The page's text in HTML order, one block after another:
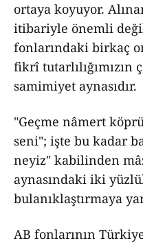
ortaya koyuyor.
itibariyle önemli
fonlarındaki birkaç
fikrî
samimiyet aynasıdır.
"Geçme nâmert
seni"; işte bu kadar
neyiz" kabilinden
aynasındaki iki
bulanıklaştırmaya
AB fonlarının